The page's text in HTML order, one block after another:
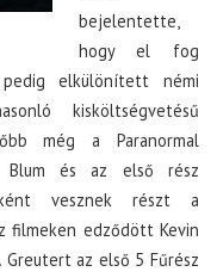
bejelentette,
hogy el fog
elkülönített némi
kisköltségvetésű
még a Paranormal
Blum és az első rész
vesznek részt a
filmeken edződött Kevin
az első 5 Fűrész